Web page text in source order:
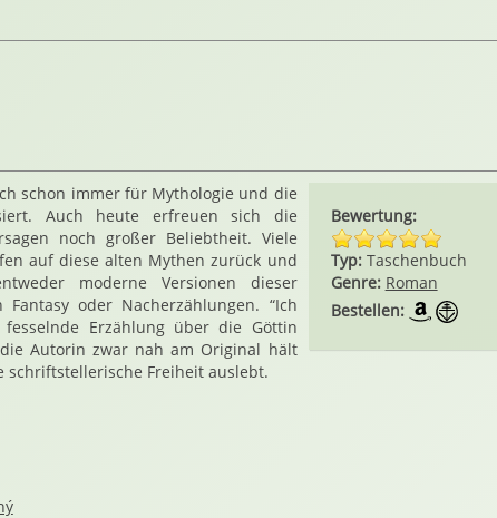
Bewertung:
Typ: Taschenbuch
Genre: Roman
Bestellen:
schon immer für Mythologie und die
Auch heute erfreuen sich die
noch großer Beliebtheit. Viele
auf diese alten Mythen zurück und
moderne Versionen dieser
Fantasy oder Nacherzählungen. “Ich
Erzählung über die Göttin
Autorin zwar nah am Original hält
schriftstellerische Freiheit auslebt.